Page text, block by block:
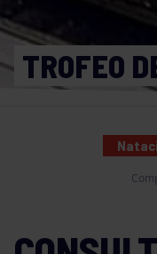
TROFEO